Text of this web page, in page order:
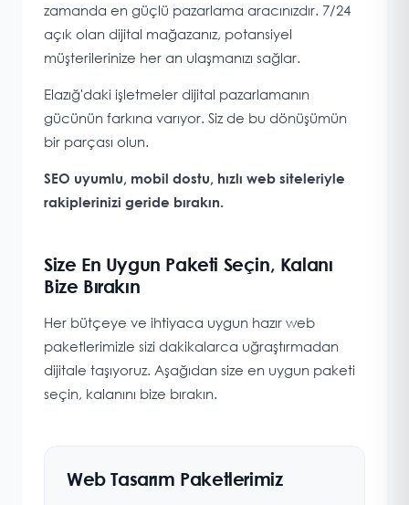
zamanda en güçlü pazarlama aracınızdır. 7/24
açık olan dijital mağazanız, potansiyel
müşterilerinize her an ulaşmanızı sağlar.
Elazığ'daki işletmeler dijital pazarlamanın
gücünün farkına varıyor. Siz de bu dönüşümün
bir parçası olun.
SEO uyumlu, mobil dostu, hızlı web siteleriyle
rakiplerinizi geride bırakın.
Size En Uygun Paketi Seçin, Kalanı
Bize Bırakın
Her bütçeye ve ihtiyaca uygun hazır web
paketlerimizle sizi dakikalarca uğraştırmadan
dijitale taşıyoruz. Aşağıdan size en uygun paketi
seçin, kalanını bize bırakın.
Web Tasarım Paketlerimiz